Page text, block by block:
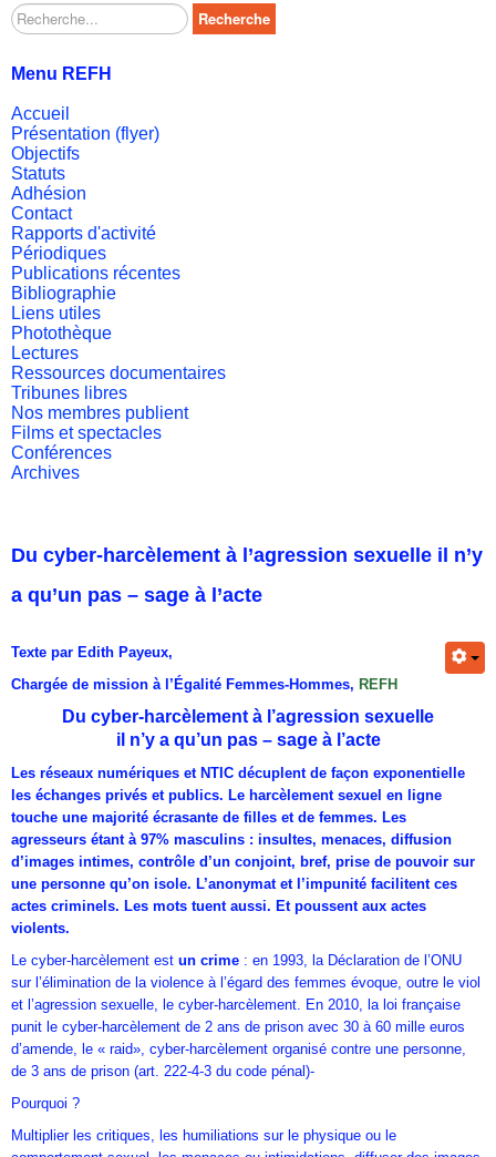
Rechercher Recherche
Menu REFH
Accueil
Présentation (flyer)
Objectifs
Statuts
Adhésion
Contact
Rapports d'activité
Périodiques
Publications récentes
Bibliographie
Liens utiles
Photothèque
Lectures
Ressources documentaires
Tribunes libres
Nos membres publient
Films et spectacles
Conférences
Archives
Du cyber-harcèlement à l’agression sexuelle il n’y
a qu’un pas – sage à l’acte
Texte par Edith Payeux,
Chargée de mission à l’Égalité Femmes-Hommes, REFH
Du cyber-harcèlement à l’agression sexuelle
il n’y a qu’un pas – sage à l’acte
Les réseaux numériques et NTIC décuplent de façon exponentielle
les échanges privés et publics. Le harcèlement sexuel en ligne
touche une majorité écrasante de filles et de femmes. Les
agresseurs étant à 97% masculins : insultes, menaces, diffusion
d’images intimes, contrôle d’un conjoint, bref, prise de pouvoir sur
une personne qu’on isole. L’anonymat et l’impunité facilitent ces
actes criminels. Les mots tuent aussi. Et poussent aux actes
violents.
Le cyber-harcèlement est un crime : en 1993, la Déclaration de l’ONU
sur l’élimination de la violence à l’égard des femmes évoque, outre le viol
et l’agression sexuelle, le cyber-harcèlement. En 2010, la loi française
punit le cyber-harcèlement de 2 ans de prison avec 30 à 60 mille euros
d’amende, le « raid», cyber-harcèlement organisé contre une personne,
de 3 ans de prison (art. 222-4-3 du code pénal)-
Pourquoi ?
Multiplier les critiques, les humiliations sur le physique ou le